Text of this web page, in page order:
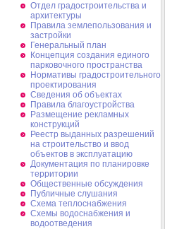
Отдел градостроительства и
архитектуры
Правила землепользования и
застройки
Генеральный план
Концепция создания единого
парковочного пространства
Нормативы градостроительного
проектирования
Сведения об объектах
Правила благоустройства
Размещение рекламных
конструкций
Реестр выданных разрешений
на строительство и ввод
объектов в эксплуатацию
Документация по планировке
территории
Общественные обсуждения
Публичные слушания
Схема теплоснабжения
Схемы водоснабжения и
водоотведения